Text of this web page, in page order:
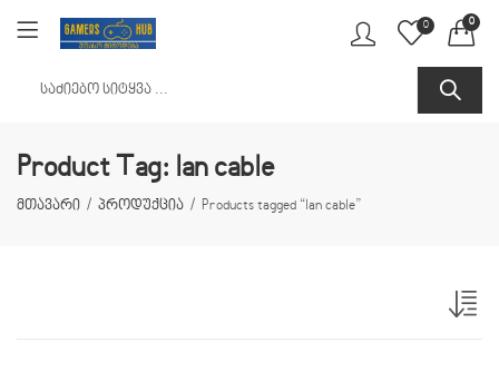
0 0
Product Tag: lan cable
მთავარი პროდუქცია Products tagged “lan cable”